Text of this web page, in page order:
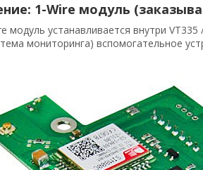
1-Wire модуль
модуль устанавливается внутри
мониторинга) вспомогательное